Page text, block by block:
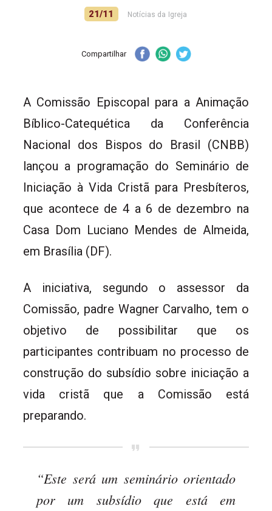
21/11 Notícias da Igreja
Compartilhar
A Comissão Episcopal para a Animação
Bíblico-Catequética da Conferência
Nacional dos Bispos do Brasil (CNBB)
lançou a programação do Seminário de
Iniciação à Vida Cristã para Presbíteros,
que acontece de 4 a 6 de dezembro na
Casa Dom Luciano Mendes de Almeida,
em Brasília (DF).
A iniciativa, segundo o assessor da
Comissão, padre Wagner Carvalho, tem o
objetivo de possibilitar que os
participantes contribuam no processo de
construção do subsídio sobre iniciação a
vida cristã que a Comissão está
preparando.
“Este será um seminário orientado
por um subsídio que está em